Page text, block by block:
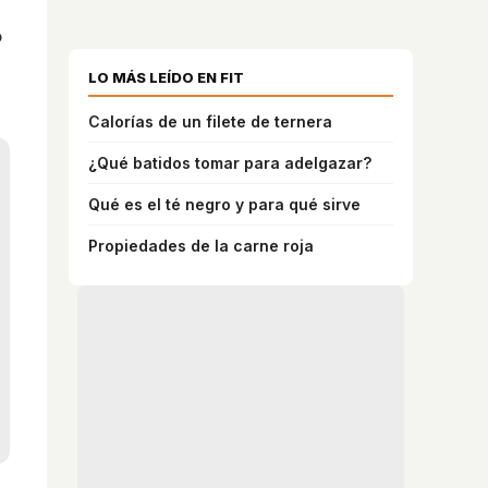
LO MÁS LEÍDO EN FIT
Calorías de un filete de ternera
¿Qué batidos tomar para adelgazar?
Qué es el té negro y para qué sirve
Propiedades de la carne roja